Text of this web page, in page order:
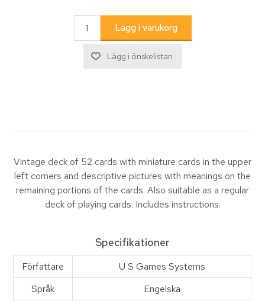
Vintage deck of 52 cards with miniature cards in the upper
left corners and descriptive pictures with meanings on the
remaining portions of the cards. Also suitable as a regular
deck of playing cards. Includes instructions.
Specifikationer
Författare
U S Games Systems
Språk
Engelska